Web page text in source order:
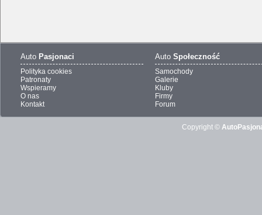
Auto Pasjonaci
Polityka cookies
Patronaty
Wspieramy
O nas
Kontakt
Auto Społeczność
Samochody
Galerie
Kluby
Firmy
Forum
Copyright ©